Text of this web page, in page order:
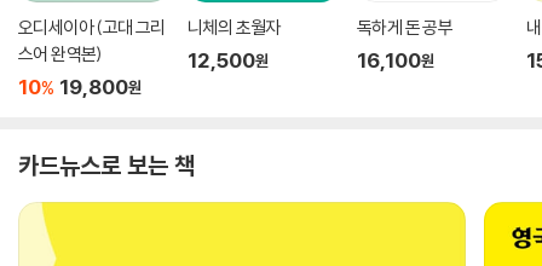
오디세이아 (고대 그리
스어 완역본)
10% 19,800원
니체의 초월자
12,500원
독하게 돈 공부
16,100원
카드뉴스로 보는 책